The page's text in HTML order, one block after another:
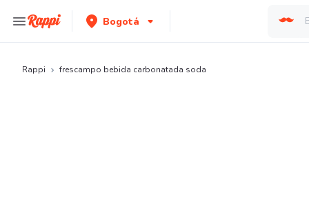
Bogotá
Rappi frescampo bebida carbonatada soda